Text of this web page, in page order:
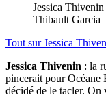
Jessica
Thibault Garcia
Tout surJessica
Jessica Thivenin : la
pincerait pour Océane
décidé de le tacler. On